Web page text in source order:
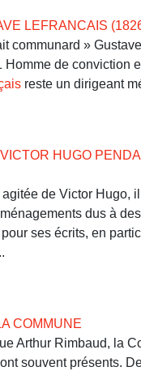
LEFRANCAIS
communard »
Homme de conviction
reste un dirigeant
VICTOR HUGO
de Victor Hugo,
dus à des
ses écrits, en
COMMUNE
Arthur Rimbaud, la
souvent présents.